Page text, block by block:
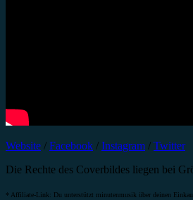
Website / Facebook / Instagram / Twitter
Die Rechte des Coverbildes liegen bei
* Affiliate-Link: Du unterstützt minutenmusik über deinen